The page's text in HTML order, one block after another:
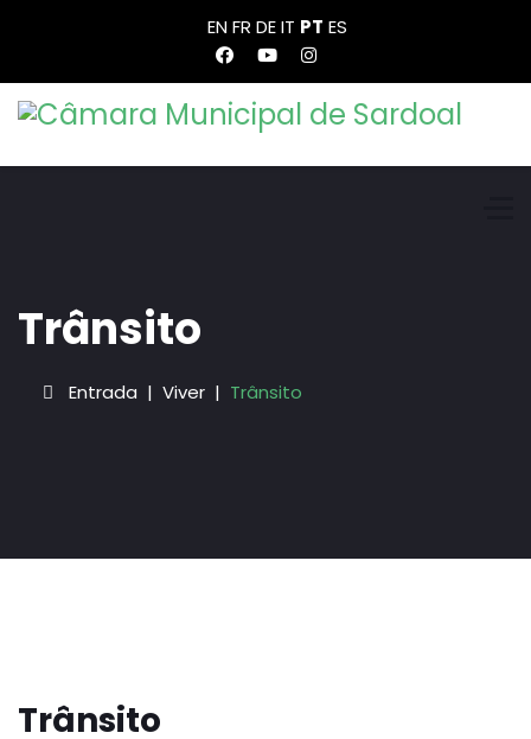
ENFR DEIT PT ES
Trânsito
Entrada Viver Trânsito
Trânsito